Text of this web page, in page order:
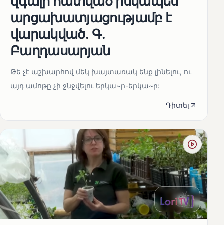
արցախատյացությամբ է
վարակված․ Գ․
Բաղդասարյան
Թե չէ աշխարհով մեկ խայտառակ ենք լինելու, ու
այդ ամոթը չի ջնջվելու երկա~ր-երկա~ր:
Դիտել